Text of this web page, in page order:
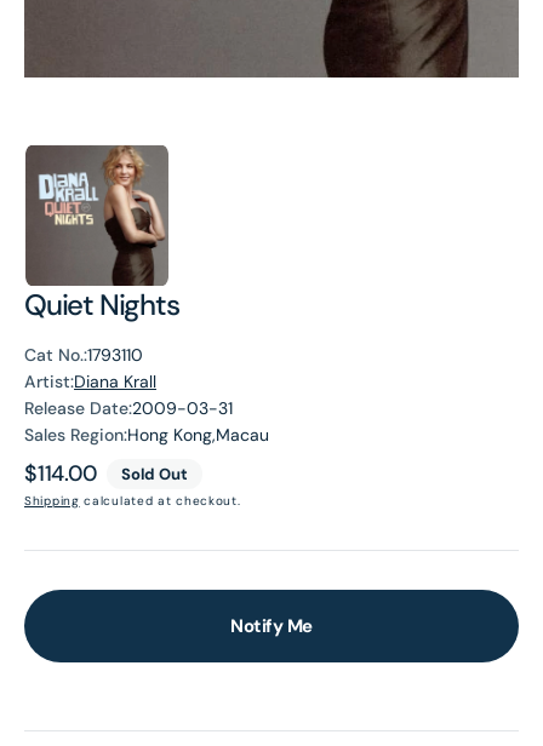
Quiet Nights
Cat No.:1793110
Artist:Diana Krall
Release Date:2009-03-31
Sales Region:Hong Kong,Macau
Regular
price
$114.00 Sold Out
Shipping calculated at checkout.
Notify Me